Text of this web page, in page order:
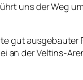
uns der Weg
gut
an der Veltins-